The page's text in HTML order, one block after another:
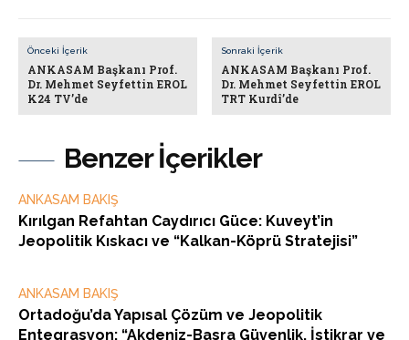
Benzer İçerikler
ANKASAM BAKIŞ
Kırılgan Refahtan Caydırıcı Güce: Kuveyt’in
Jeopolitik Kıskacı ve “Kalkan-Köprü Stratejisi”
ANKASAM BAKIŞ
Ortadoğu’da Yapısal Çözüm ve Jeopolitik
Entegrasyon: “Akdeniz-Basra Güvenlik, İstikrar ve
Önceki İçerik
ANKASAM Başkanı Prof.
Dr. Mehmet Seyfettin EROL
K24 TV’de
Sonraki İçerik
ANKASAM Başkanı Prof.
Dr. Mehmet Seyfettin EROL
TRT Kurdî’de